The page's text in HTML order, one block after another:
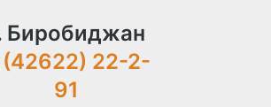
Биробиджан
22-2-
91